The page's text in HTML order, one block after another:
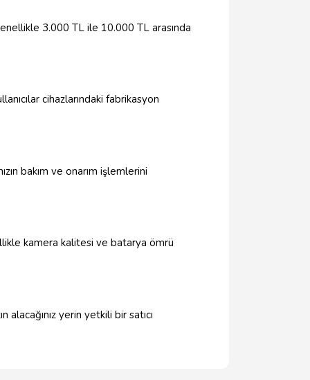
3.000 TL ile 10.000 TL arasında
cihazlarındaki fabrikasyon
bakım ve onarım işlemlerini
kamera kalitesi ve batarya ömrü
alacağınız yerin yetkili bir satıcı